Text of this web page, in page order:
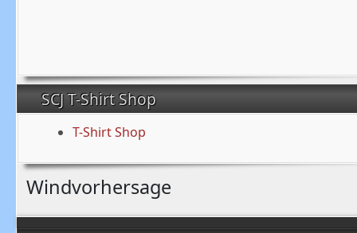
SCJ T-Shirt Shop
T-Shirt Shop
Windvorhersage